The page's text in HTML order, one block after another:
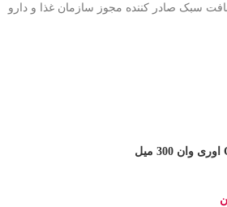
سبک صادر کننده مجوز سازمان غذا و دارو